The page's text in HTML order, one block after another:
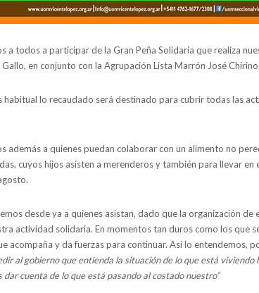
a todos a participar de la Gran Peña Solidaria que realiza
Gallo, en conjunto con la Agrupación Lista Marrón José Chirino.
habitual lo recaudado será destinado para cubrir todas las
además a quienes puedan colaborar con un alimento no
cuyos hijos asisten a merenderos y también para llevar
desde ya a quienes asistan, dado que la organización
actividad solidaria. En momentos tan duros como los que
acompaña y da fuerzas para continuar. Así lo entendemos,
al gobierno que entienda la situación de lo que está
dar cuenta de lo que está pasando al costado nuestro”